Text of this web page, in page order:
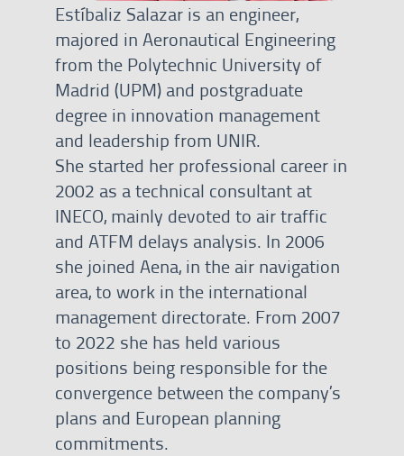
Estíbaliz Salazar is an engineer,
majored in Aeronautical Engineering
from the Polytechnic University of
Madrid (UPM) and postgraduate
degree in innovation management
and leadership from UNIR.
She started her professional career in
2002 as a technical consultant at
INECO, mainly devoted to air traffic
and ATFM delays analysis. In 2006
she joined Aena, in the air navigation
area, to work in the international
management directorate. From 2007
to 2022 she has held various
positions being responsible for the
convergence between the company’s
plans and European planning
commitments.